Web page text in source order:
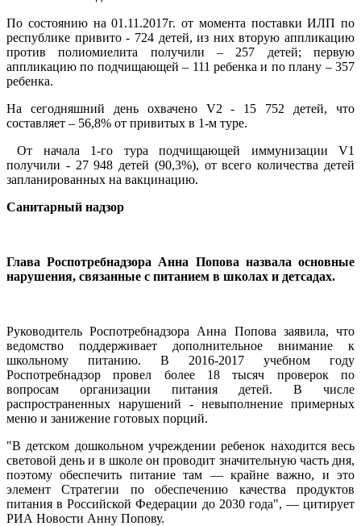
По состоянию на 01.11.2017г. от момента поставки ИЛП по
республике привито - 724 детей, из них вторую аппликацию
против полиомиелита получили – 257 детей; первую
аппликацию по подчищающей – 111 ребенка и по плану – 357
ребенка.
На сегодняшний день охвачено V2 - 15 752 детей, что
составляет – 56,8% от привитых в 1-м туре.
От начала 1-го тура подчищающей иммунизации V1
получили - 27 948 детей (90,3%), от всего количества детей
запланированных на вакцинацию.
Санитарный надзор
Глава Роспотребнадзора Анна Попова назвала основные
нарушения, связанные с питанием в школах и детсадах.
Руководитель Роспотребнадзора Анна Попова заявила, что
ведомство поддерживает дополнительное внимание к
школьному питанию. В 2016-2017 учебном году
Роспотребнадзор провел более 18 тысяч проверок по
вопросам организации питания детей. В числе
распространенных нарушений - невыполнение примерных
меню и занижение готовых порций.
"В детском дошкольном учреждении ребенок находится весь
световой день и в школе он проводит значительную часть дня,
поэтому обеспечить питание там — крайне важно, и это
элемент Стратегии по обеспечению качества продуктов
питания в Российской Федерации до 2030 года", — цитирует
РИА Новости Анну Попову.